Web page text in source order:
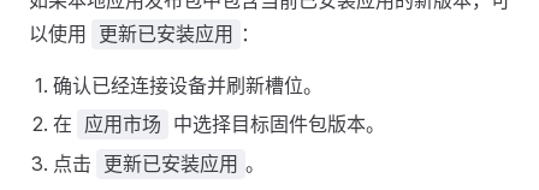
以使用
更新已安装应用 ：
确认已经连接设备并刷新槽位。
在
应用市场
中选择目标固件包版本。
点击
更新已安装应用 。